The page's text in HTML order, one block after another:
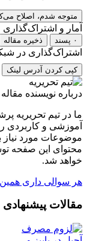
متوجه شدم، اصلاح
آمار و اشتراک‌گذاری
۰ پسند ذخیره مقاله
اشتراک‌گذاری در
کپی کردن آدرس لینک
درباره نویسنده مقاله
ما در تیم تحریریه
آموزشی و کاربردی
موضوعات مورد نیاز
محتوای این صفحه
خواهد شد.
هر سوالی داری
مقالات پیشنهادی